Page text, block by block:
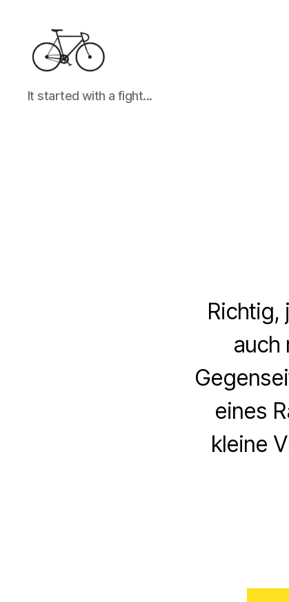
It
started
It started with a fight...
Richtig,
auch
eines
kleine